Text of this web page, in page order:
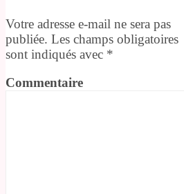
Votre adresse e-mail ne sera pas
publiée. Les champs obligatoires
sont indiqués avec *
Commentaire